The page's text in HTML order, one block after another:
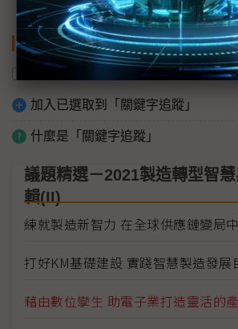
關鍵字
西門子 數位化
加入已選取到「關鍵字追蹤」
什麼是「關鍵字追蹤」
議題精選－2021製造轉型智
輯(II)
練就製造新智力 在全球供應鏈變局
打好KM基礎建設 實踐智慧製造發展
藉由數位孿生 助電子業打造靈活的